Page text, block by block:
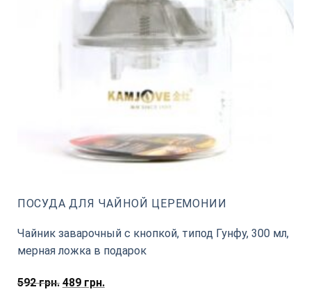
ПОСУДА ДЛЯ ЧАЙНОЙ ЦЕРЕМОНИИ
Чайник заварочный с кнопкой, типод Гунфу, 300 мл,
мерная ложка в подарок
592грн. Первоначальная
489грн.Текущая